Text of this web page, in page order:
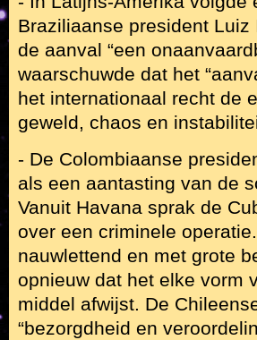
Braziliaanse president
de aanval “een
waarschuwde dat het
het internationaal recht de
geweld, chaos en
- De Colombiaanse
als een aantasting van de
Vanuit Havana sprak de
over een criminele
nauwlettend en met grote
opnieuw dat het elke vorm
middel afwijst. De
“bezorgdheid en